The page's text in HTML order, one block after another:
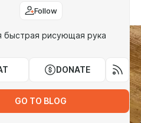
Follow
быстрая рисующая рука
DONATE
GO TO BLOG